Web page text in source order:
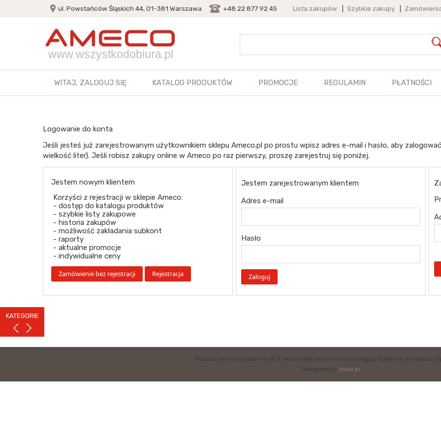
KATEGORIE
ul. Powstańców Śląskich 44, 01-381 Warszawa +48 22 877 92 45 Lista zakupów Szybkie zakupy
www.wszystkodobiura.pl
WITAJ, ZALOGUJ SIĘ KATALOG PRODUKTÓW PROMOCJE REGULAMIN PŁATNOŚCI
Logowanie do konta
Jeśli jesteś już zarejestrowanym użytkownikiem sklepu Ameco.pl po prostu wpisz adres e-mail i hasło, aby
wielkość liter). Jeśli robisz zakupy online w Ameco po raz pierwszy, proszę zarejestruj się poniżej.
Jestem nowym klientem
Korzyści z rejestracji w sklepie Ameco:
- dostęp do katalogu produktów
- szybkie listy zakupowe
- historia zakupów
- możliwość zakładania subkont
- raporty
- aktualne promocje
- indywidualne ceny
Jestem zarejestrowanym klientem
Adres e-mail
Hasło
Podane ceny są cenami w PLN. Wszystkie zamówienie podlegają Ogólnym Warunkom
Designed by clivio.pl